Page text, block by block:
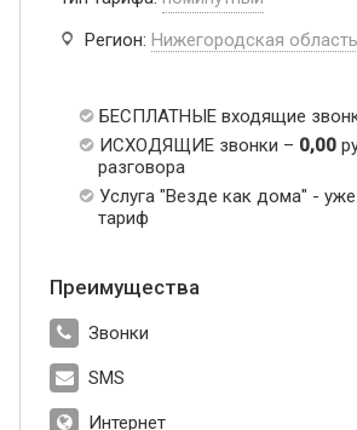
Регион: Нижегородская область
БЕСПЛАТНЫЕ входящие
ИСХОДЯЩИЕ звонки – 0,00
разговора
Услуга "Везде как дома" -
тариф
Преимущества
Звонки
SMS
Интернет